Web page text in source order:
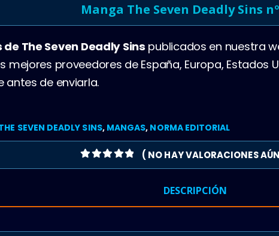
Manga The Seven Deadly Sins
The Seven Deadly Sinspublicados en nuestra
mejores proveedores de España, Europa, Estados
antes de enviarla.
SEVEN DEADLY SINS, MANGAS, NORMA EDITORIAL
( NO HAY VALORACIONES
DESCRIPCIÓN